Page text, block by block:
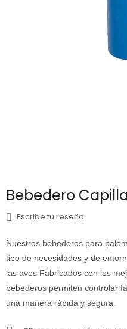
Bebedero
Escribe tu reseña
Nuestros bebederos para
tipo de necesidades y de
las aves Fabricados con los
bebederos permiten controlar
una manera rápida y segura.